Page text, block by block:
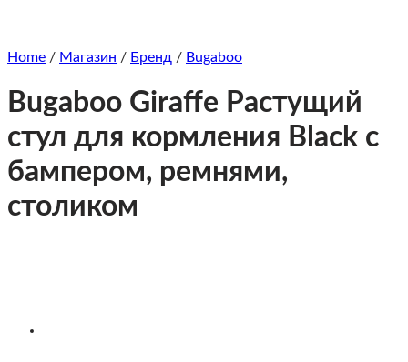
Home / Магазин / Бренд / Bugaboo
Bugaboo Giraffe Растущий
стул для кормления Black c
бампером, ремнями,
столиком